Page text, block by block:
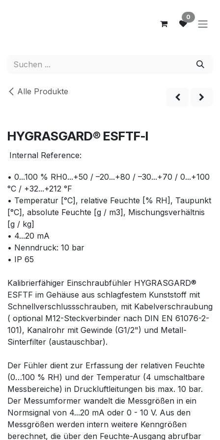
0
Alle Produkte
NEW
HYGRASGARD® ESFTF-I
Internal Reference:
• 0...100 % RH0...+50 / –20...+80 / –30...+70 / 0...+100
°C / +32...+212 °F
• Temperatur [°C], relative Feuchte [% RH], Taupunkt
[°C], absolute Feuchte [g / m3], Mischungsverhältnis
[g / kg]
• 4...20 mA
• Nenndruck: 10 bar
• IP 65
Kalibrierfähiger Einschraubfühler HYGRASGARD®
ESFTF im Gehäuse aus schlagfestem Kunststoff mit
Schnellverschlussschrauben, mit Kabelverschraubung
( optional M12-Steckverbinder nach DIN EN 61076-2-
101), Kanalrohr mit Gewinde (G1/2") und Metall-
Sinterfilter (austauschbar).
Der Fühler dient zur Erfassung der relativen Feuchte
(0…100 % RH) und der Temperatur (4 umschaltbare
Messbereiche) in Druckluftleitungen bis max. 10 bar.
Der Messumformer wandelt die Messgrößen in ein
Normsignal von 4...20 mA oder 0 - 10 V. Aus den
Messgrößen werden intern weitere Kenngrößen
berechnet, die über den Feuchte-Ausgang abrufbar